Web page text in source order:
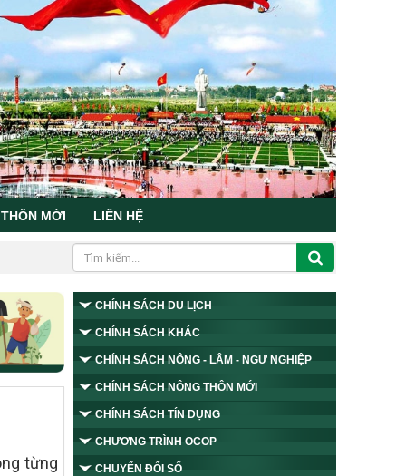
MỚI LIÊN HỆ
từng
CHÍNH SÁCH DU LỊCH
CHÍNH SÁCH KHÁC
CHÍNH SÁCH NÔNG - LÂM - NGƯ NGHIỆP
CHÍNH SÁCH NÔNG THÔN MỚI
CHÍNH SÁCH TÍN DỤNG
CHƯƠNG TRÌNH OCOP
CHUYỂN ĐỔI SỐ